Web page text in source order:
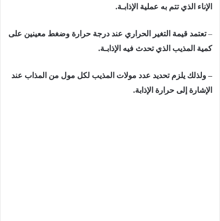
الإناء الذي تتم به عملية الإذابـة.
–تعتمد قيمة التغير الحراري عند درجة حرارة وضغط معينين على
كمية المذيب الذي تحدث فيه الإذابـة.
– ولذلك يلزم تحديد عدد مولات المذيب لكل مول من المذاب عند
الإشارة إلى حرارة الإذابة.